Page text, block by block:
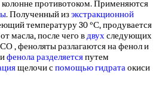
колонне противотоком. Применяются
. Полученный изэкстракционной
температуру 30 °С, продувается
масла, после чего вдвухследующих
, феноляты разлагаются на фенол и
фенола разделяетсяпутем
щелочи спомощью гидратаокиси